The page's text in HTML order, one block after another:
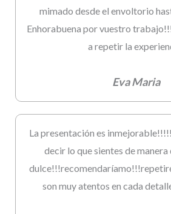
mimado desde el envoltorio
Enhorabuena por vuestro
a repetir la
Eva Maria
La presentación es
decir lo que sientes de
son muy atentos en cada